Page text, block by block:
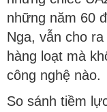
những năm 60
Nga, vẫn cho
hàng loạt mà
công nghệ nào.
So sánh tiềm